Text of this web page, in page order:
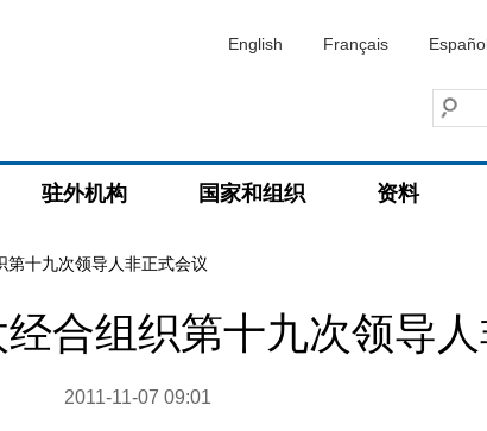
English Français
驻外机构 国家和组织 资料
第十九次领导人非正式会议
合组织第十九次领导
2011-11-07 09:01